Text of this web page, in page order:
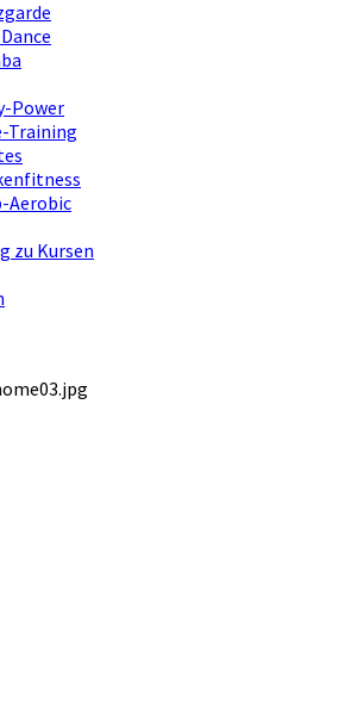
Power
Training
Aerobic
zu Kursen